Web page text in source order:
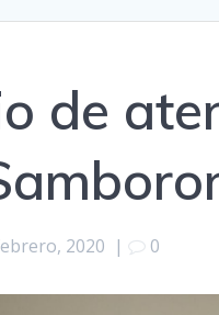
de
2020 | 0